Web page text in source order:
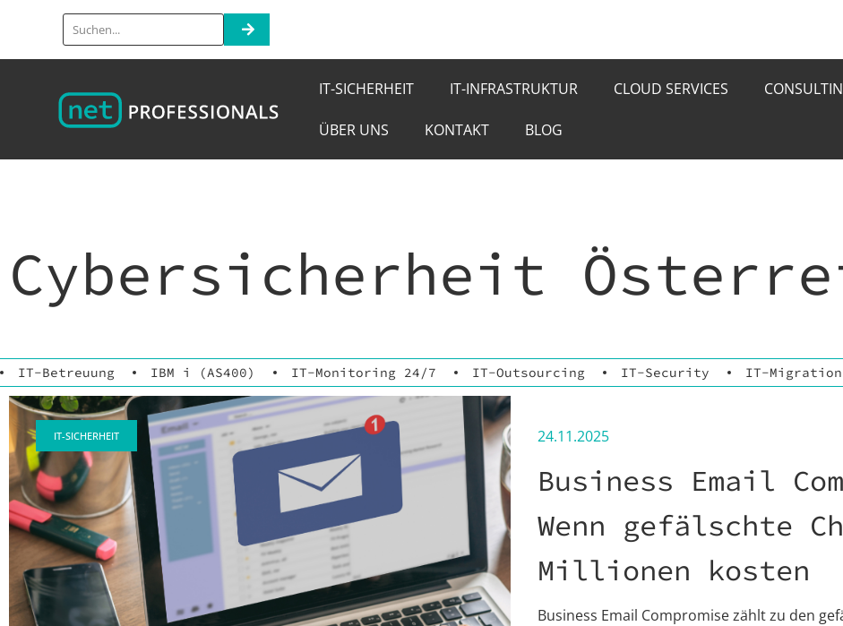
IT-SICHERHEIT IT-INFRASTRUKTUR CLOUD SERVICES
ÜBER UNS KONTAKT BLOG
Cybersicherheit
IT-Betreuung IBM i (AS400) IT-Monitoring 24/7 IT-Outsourcing IT-Security IT-Migration
IT-SICHERHEIT 24.11.2025
Business Email
Wenn gefälschte
Millionen kosten
Business Email Compromise zählt zu den